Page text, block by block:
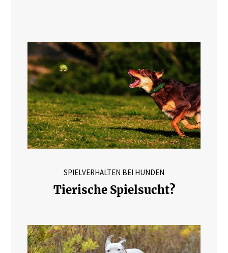
SPIELVERHALTEN BEI HUNDEN
Tierische Spielsucht?